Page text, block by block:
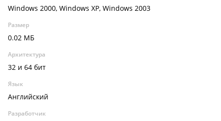
Windows 2000, Windows XP, Windows 2003
Размер
0.02 МБ
Архитектура
32 и 64 бит
Язык
Английский
Разработчик